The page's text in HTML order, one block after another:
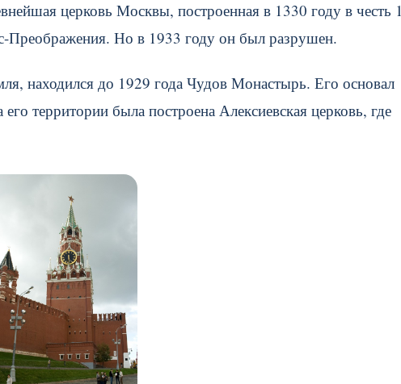
церковь Москвы, построенная в 1330 году в честь
Преображения. Но в 1933 году он был разрушен.
находился до 1929 года Чудов Монастырь. Его основал
территории была построена Алексиевская церковь, где